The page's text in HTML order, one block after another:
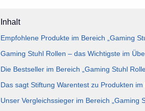
Inhalt
Empfohlene Produkte im Bereich „Gaming
Gaming Stuhl Rollen – das Wichtigste im
Die Bestseller im Bereich „Gaming Stuhl
Das sagt Stiftung Warentest zu Produkten
Unser Vergleichssieger im Bereich „Gaming